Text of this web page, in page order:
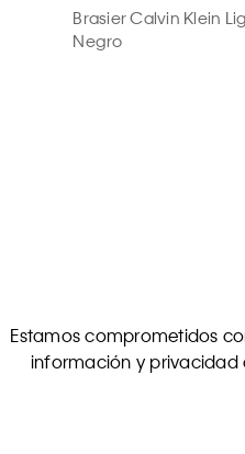
Brasier Calvin Klein
Negro
Estamos comprometidos
información y privacidad